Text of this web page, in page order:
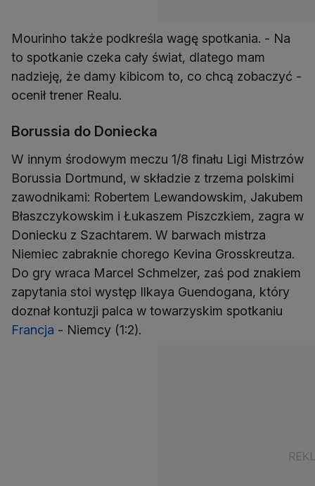
Mourinho także podkreśla wagę spotkania. - Na
to spotkanie czeka cały świat, dlatego mam
nadzieję, że damy kibicom to, co chcą zobaczyć -
ocenił trener Realu.
Borussia do Doniecka
W innym środowym meczu 1/8 finału Ligi Mistrzów
Borussia Dortmund, w składzie z trzema polskimi
zawodnikami: Robertem Lewandowskim, Jakubem
Błaszczykowskim i Łukaszem Piszczkiem, zagra w
Doniecku z Szachtarem. W barwach mistrza
Niemiec zabraknie chorego Kevina Grosskreutza.
Do gry wraca Marcel Schmelzer, zaś pod znakiem
zapytania stoi występ Ilkaya Guendogana, który
doznał kontuzji palca w towarzyskim spotkaniu
Francja - Niemcy (1:2).